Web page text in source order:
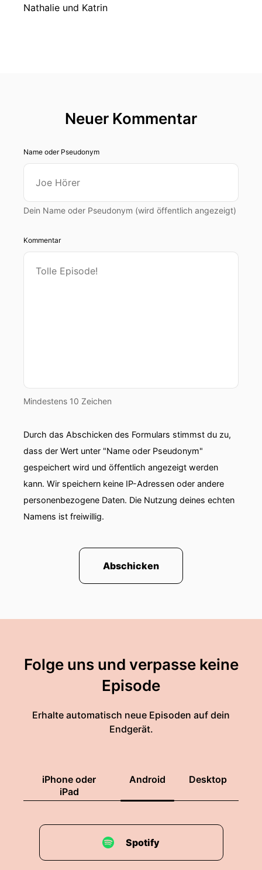
Nathalie und Katrin
Neuer Kommentar
Name oder Pseudonym
Dein Name oder Pseudonym (wird öffentlich angezeigt)
Kommentar
Mindestens 10 Zeichen
Durch das Abschicken des Formulars stimmst du zu,
dass der Wert unter "Name oder Pseudonym"
gespeichert wird und öffentlich angezeigt werden
kann. Wir speichern keine IP-Adressen oder andere
personenbezogene Daten. Die Nutzung deines echten
Namens ist freiwillig.
Abschicken
Folge uns und verpasse keine
Episode
Erhalte automatisch neue Episoden auf dein
Endgerät.
iPhone oder
iPad
Android Desktop
Spotify